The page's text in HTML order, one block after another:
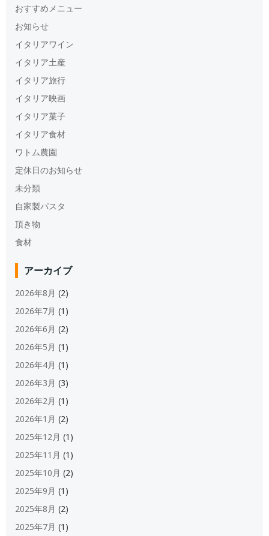
おすすめメニュー
お知らせ
イタリアワイン
イタリア土産
イタリア旅行
イタリア映画
イタリア菓子
イタリア食材
ワトム農園
定休日のお知らせ
未分類
自家製パスタ
頂き物
食材
アーカイブ
2026年8月 (2)
2026年7月 (1)
2026年6月 (2)
2026年5月 (1)
2026年4月 (1)
2026年3月 (3)
2026年2月 (1)
2026年1月 (2)
2025年12月 (1)
2025年11月 (1)
2025年10月 (2)
2025年9月 (1)
2025年8月 (2)
2025年7月 (1)